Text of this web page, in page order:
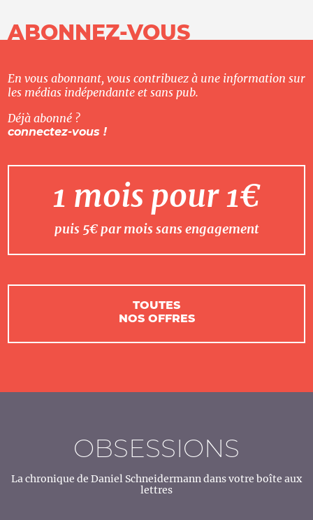
ABONNEZ-VOUS
En vous abonnant, vous contribuez à une information sur
les médias indépendante et sans pub.
Déjà abonné ?
connectez-vous !
1 mois pour 1€
puis 5€ par mois sans engagement
TOUTES
NOS OFFRES
OBSESSIONS
La chronique de Daniel Schneidermann dans votre boîte aux
lettres